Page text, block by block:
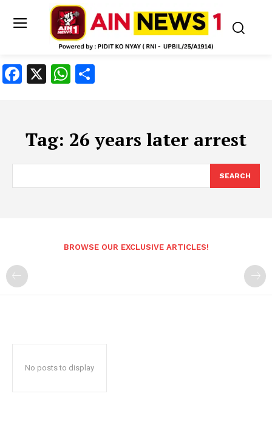
Facebook
X WhatsApp
Tag: 26 years later arrest
SEARCH
BROWSE OUR EXCLUSIVE ARTICLES!
No posts to display